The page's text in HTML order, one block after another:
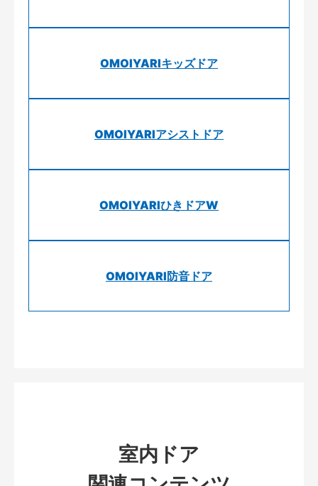
OMOIYARIキッズドア
OMOIYARIアシストドア
OMOIYARIひきドアW
OMOIYARI防音ドア
室内ドア